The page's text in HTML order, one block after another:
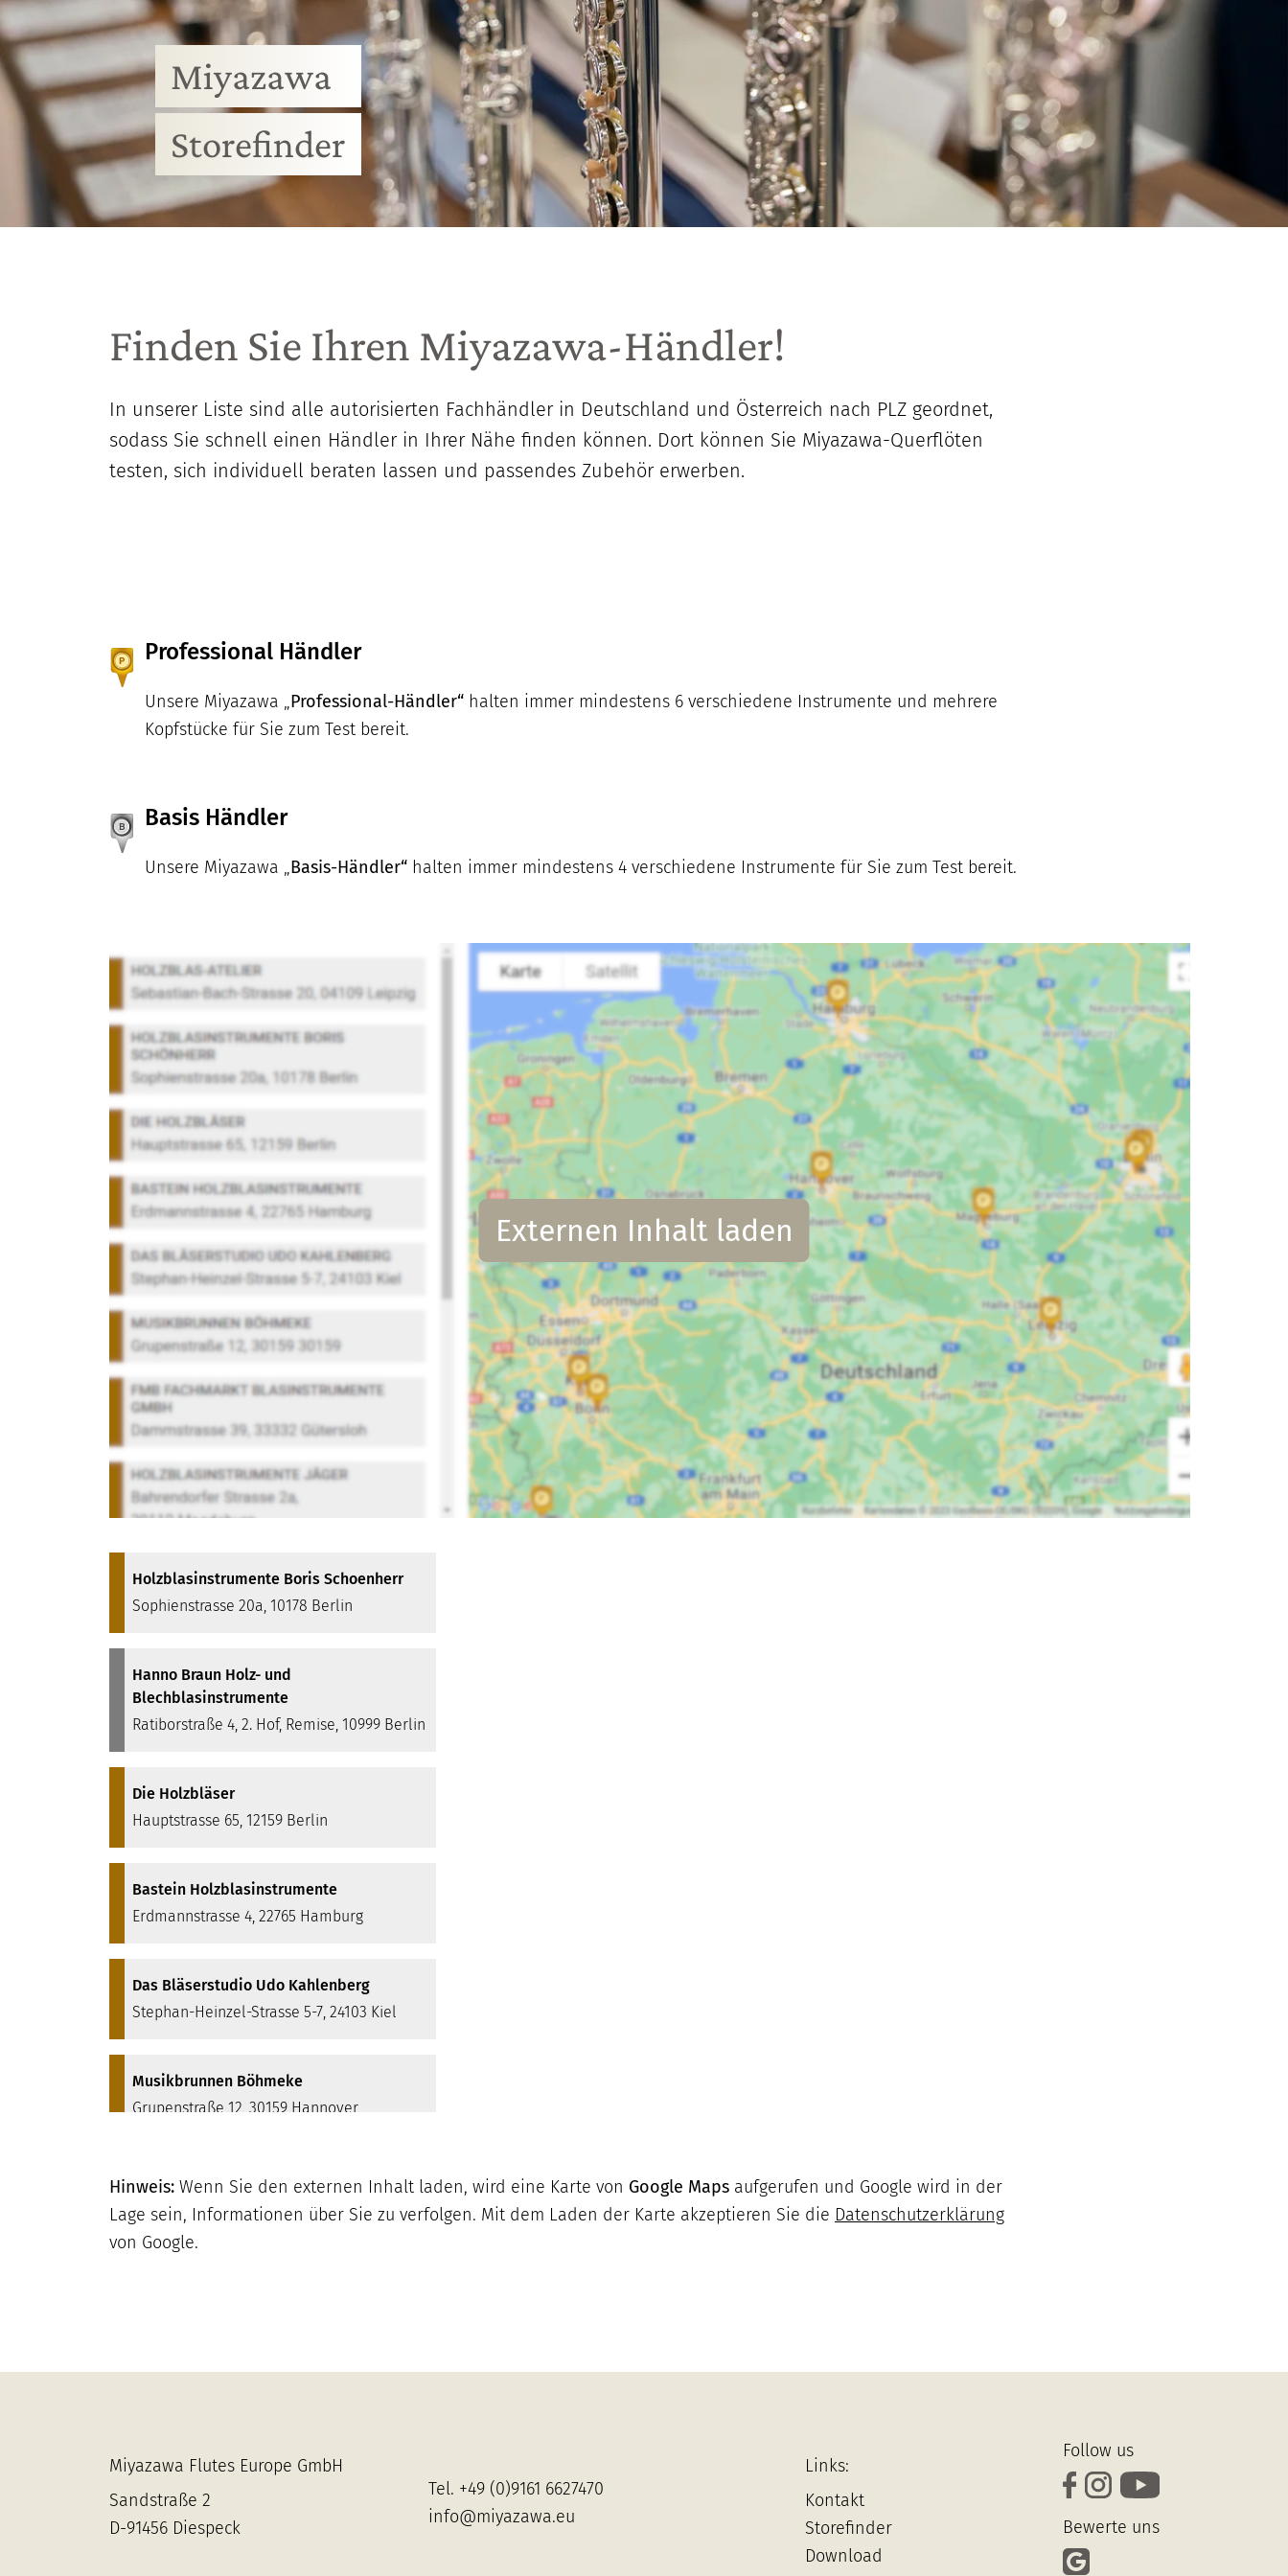
Miyazawa
Storefinder
Finden Sie Ihren Miyazawa-Händler!
In unserer Liste sind alle autorisierten Fachhändler in Deutschland und Österreich nach PLZ geordnet,
sodass Sie schnell einen Händler in Ihrer Nähe finden können. Dort können Sie Miyazawa-Querflöten
testen, sich individuell beraten lassen und passendes Zubehör erwerben.
Professional Händler
Unsere Miyazawa „Professional-Händler“ halten immer mindestens 6 verschiedene Instrumente und mehrere
Kopfstücke für Sie zum Test bereit.
Basis Händler
Unsere Miyazawa „Basis-Händler“ halten immer mindestens 4 verschiedene Instrumente für Sie zum Test bereit.
Externen Inhalt laden
Holzblasinstrumente Boris Schoenherr
Sophienstrasse 20a, 10178 Berlin
Hanno Braun Holz- und
Blechblasinstrumente
Ratiborstraße 4, 2. Hof, Remise, 10999 Berlin
Die Holzbläser
Hauptstrasse 65, 12159 Berlin
Bastein Holzblasinstrumente
Erdmannstrasse 4, 22765 Hamburg
Das Bläserstudio Udo Kahlenberg
Stephan-Heinzel-Strasse 5-7, 24103 Kiel
Musikbrunnen Böhmeke
Grupenstraße 12, 30159 Hannover
FMB Fachmarkt Blasinstrumente GmbH
Dammstrasse 39, 33332 Gütersloh
Christoph Siewers Holzblasinstrumente
Flutissimo
Meindorfer Strasse 174, 53757 Sankt
Hinweis: Wenn Sie den externen Inhalt laden, wird eine Karte von Google Maps aufgerufen und Google wird in der
Lage sein, Informationen über Sie zu verfolgen. Mit dem Laden der Karte akzeptieren Sie die Datenschutzerklärung
von Google.
Miyazawa Flutes Europe GmbH
Sandstraße 2
D-91456 Diespeck
Tel. +49 (0)9161 6627470
info@miyazawa.eu
Links:
Kontakt
Storefinder
Download
Follow us
Bewerte uns